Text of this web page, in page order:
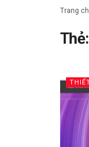
Trang
Thẻ: